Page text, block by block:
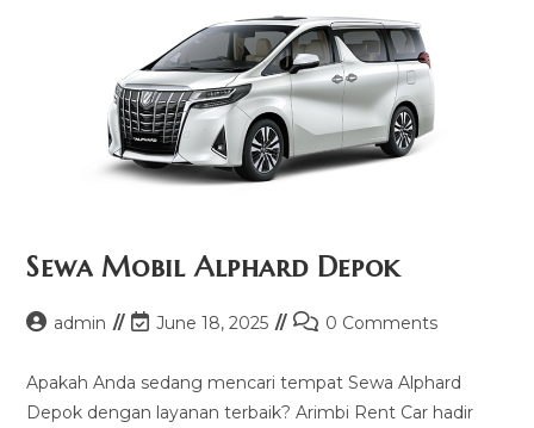
Sewa Mobil Alphard Depok
Postadmin
Post
modified:
June 18, 2025
Post0 Comments
Apakah Anda sedang mencari tempat Sewa Alphard
Depok dengan layanan terbaik? Arimbi Rent Car hadir